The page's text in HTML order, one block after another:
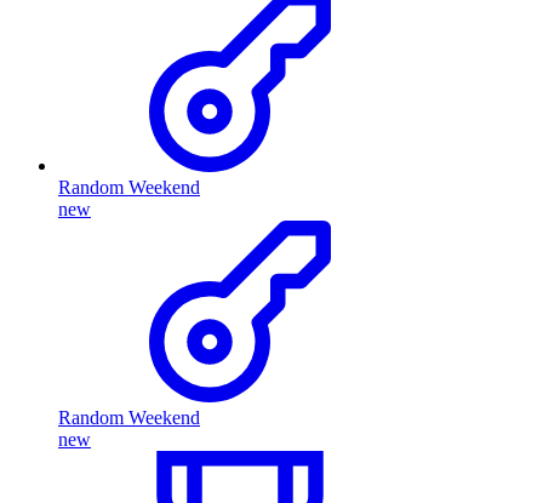
Random Weekend
new
Random Weekend
new